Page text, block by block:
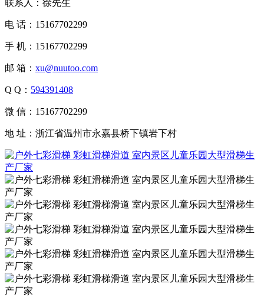
联系人：徐先生
电 话：15167702299
手 机：15167702299
邮 箱： xu@nuutoo.com
Q Q： 594391408
微 信：15167702299
地 址：浙江省温州市永嘉县桥下镇岩下村